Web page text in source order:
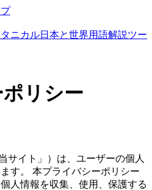
ニカル日本と世界用語解説ツー
リシー
サイト」）は、ユーザーの個人
す。 本プライバシーポリシー
人情報を収集、使用、保護する